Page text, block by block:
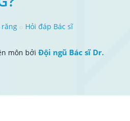
răng Hỏi đáp Bác sĩ
môn bởi Đội ngũ Bác sĩ Dr.